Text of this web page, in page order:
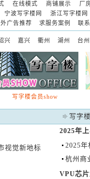
在线模式 商铺展示 厂
宁波写字楼网 浙江写字楼网
广告推荐 求服务案例 联
兴 嘉兴 衢州 湖州 台州
写字楼会员show
视觉新地标
写字
2025年
2025年
杭州商
VPU芯